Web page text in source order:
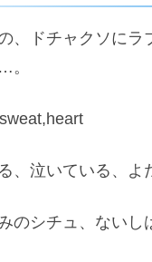
、ドチャクソに
。
、泣いている、よ
のシチュ、ない